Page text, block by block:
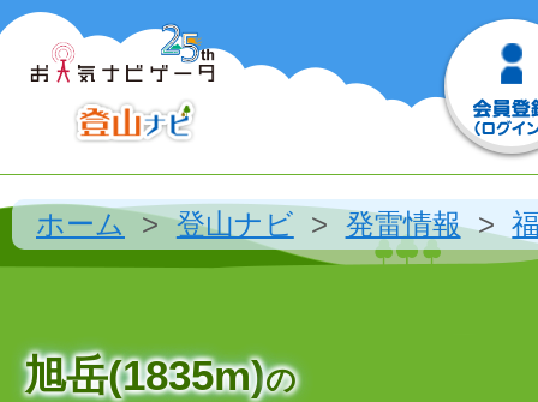
ホーム 登山ナビ 発雷情報
旭岳(1835m)の